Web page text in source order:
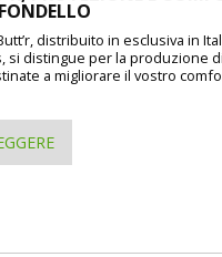
distribuito in esclusiva in
si distingue per la produzione
a migliorare il vostro